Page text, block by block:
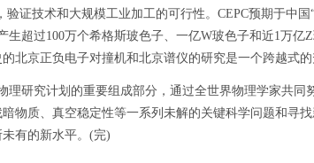
验证技术和大规模工业加工的可行性。CEPC预期于中
生超过100万个希格斯玻色子、一亿W玻色子和近1万亿
北京正负电子对撞机和北京谱仪的研究是一个跨越式的
研究计划的重要组成部分，通过全世界物理学家共同
物质、真空稳定性等一系列未解的关键科学问题和寻
有的新水平。(完)